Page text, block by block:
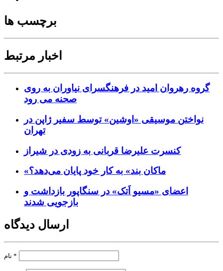
برچسب ها
اخبار مرتبط
گروه رهروان امید در فرهنگسرای نیاوران به روی
صحنه می رود
نواختن موسیقی «اوشین» توسط سفیر ژاپن در
تهران
کنسرت علیرضا قربانی به زودی در شیراز
«ماکان بند» به کار خود پایان می‌دهد؟
اعضای «مسیو اَتک» در سنگاپور بازداشت و
بازجویی شدند
ارسال دیدگاه
*